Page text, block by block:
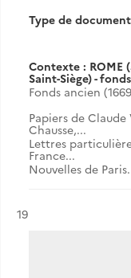
Type de document
Contexte : ROME
Saint-Siège) -
Fonds ancien
Papiers de
Chausse,...
Lettres
France...
Nouvelles de Paris.
Résultat n°
19